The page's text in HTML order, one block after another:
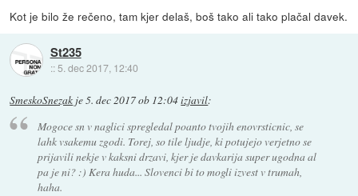
Kot je bilo že rečeno, tam kjer delaš, boš tako ali tako plačal davek.
St235
:: 5. dec 2017, 12:40
SmeskoSnezak je5. dec 2017 ob 12:04izjavil:
Mogoce sn v naglici spregledal poanto tvojih enovrsticnic, se
lahk vsakemu zgodi. Torej, so tile ljudje, ki potujejo verjetno se
prijavili nekje v kaksni drzavi, kjer je davkarija super ugodna al
pa je ni? :) Kera huda... Slovenci bi to mogli izvest v trumah,
haha.